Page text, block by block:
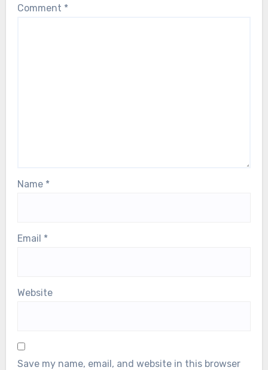
Comment *
Name *
Email *
Website
Save my name, email, and website in this browser